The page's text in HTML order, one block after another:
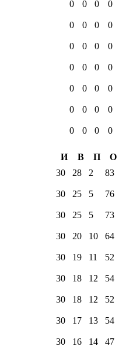
0 0 0 0
0 0 0 0
0 0 0 0
0 0 0 0
0 0 0 0
0 0 0 0
0 0 0
0
И В П
О
30 28 2 83
30 25 5 76
30 25 5 73
30 20 10 64
30 19 11 52
30 18 12 54
30 18 12 52
30 17 13 54
30 16 14 47